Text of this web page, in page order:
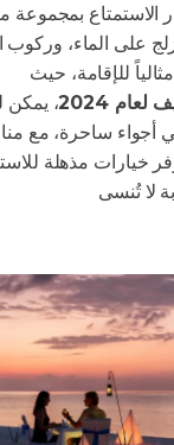
الاستمتاع بمجموعة
على الماء، وركوب
للإقامة، حيث
لعام 2024
، يمكن
أجواء ساحرة، مع
خيارات مذهلة
لا تُنسى